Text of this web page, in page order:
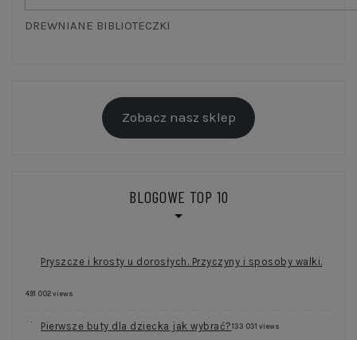
DREWNIANE BIBLIOTECZKI
Zobacz nasz sklep
BLOGOWE TOP 10
Pryszcze i krosty u dorosłych. Przyczyny i sposoby walki.
491 002 views
Pierwsze buty dla dziecka jak wybrać? 133 031 views